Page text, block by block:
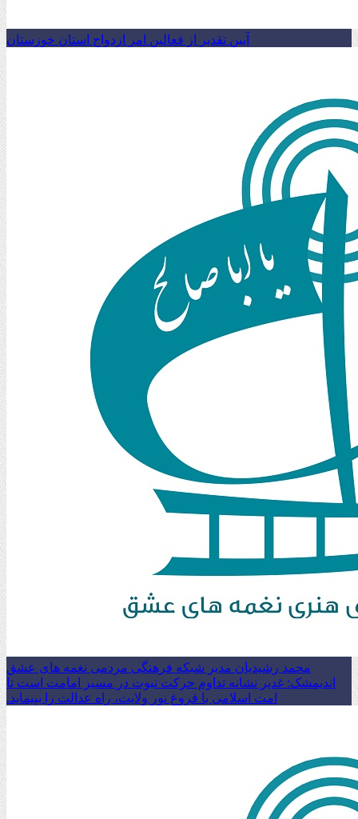
آیین تقدیر از فعالین امر ازدواج استان خوزستان
محمد رشیدیان مدیر شبکه فرهنگی مردمی نغمه های عشق
اندیمشک: غدیر نشانه تداوم حرکت نبوت در مسیر امامت است تا
امت اسلامی با فروغ نور ولایت، راه عدالت را بپیماید.